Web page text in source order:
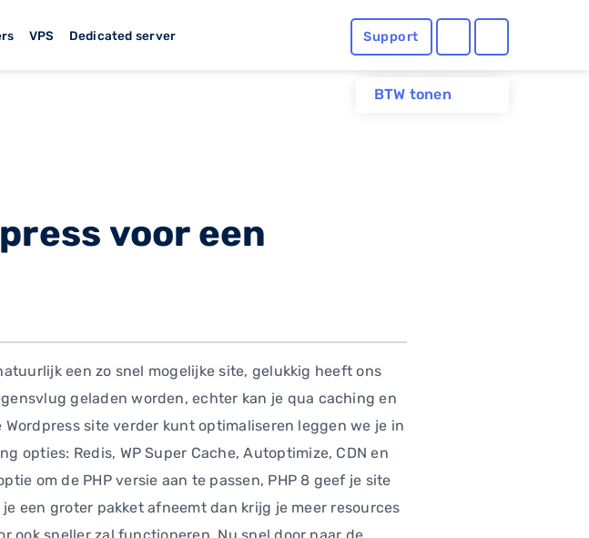
VPS Dedicated server Support
BTW tonen
voor een
een zo snel mogelijke site, gelukkig heeft ons
geladen worden, echter kan je qua caching en
site verder kunt optimaliseren leggen we je in
opties: Redis, WP Super Cache, Autoptimize, CDN en
om de PHP versie aan te passen, PHP 8 geef je site
een groter pakket afneemt dan krijg je meer resources